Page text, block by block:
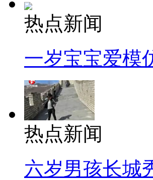
热点新闻
一岁宝宝爱模
热点新闻
六岁男孩长城